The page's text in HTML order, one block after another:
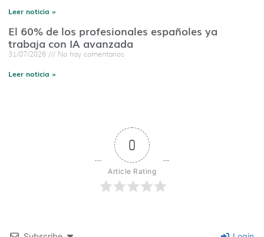
Leer noticia »
El 60% de los profesionales españoles ya
trabaja con IA avanzada
31/07/2026 No hay comentarios
Leer noticia »
0
Article Rating